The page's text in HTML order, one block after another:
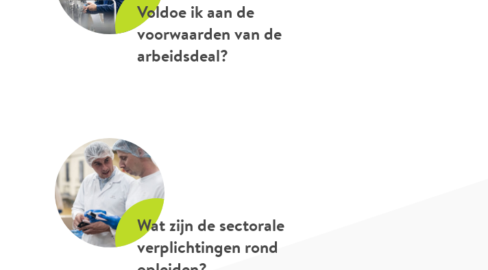
Voldoe ik aan de
voorwaarden van de
arbeidsdeal?
Wat zijn de sectorale
verplichtingen rond